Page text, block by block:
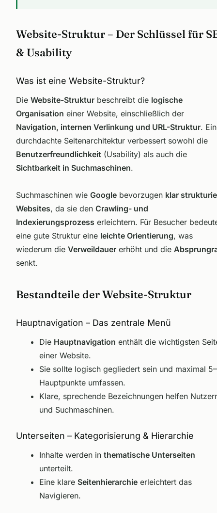
Website-Struktur – Der Schlüssel für
& Usability
Was ist eine Website-Struktur?
Die Website-Strukturbeschreibt die logische
Organisation einer Website, einschließlich der
Navigation, internen Verlinkung und URL-Struktur.
durchdachte Seitenarchitektur verbessert sowohl die
Benutzerfreundlichkeit (Usability) als auch die
Sichtbarkeit in Suchmaschinen.
Suchmaschinen wie Googlebevorzugen klar
Websites, da sie den Crawling- und
Indexierungsprozess erleichtern. Für Besucher
eine gute Struktur eine leichte Orientierung, was
wiederum die Verweildauererhöht und die
senkt.
Bestandteile der Website-Struktur
Hauptnavigation – Das zentrale Menü
Die Hauptnavigation enthält die wichtigsten
einer Website.
Sie sollte logisch gegliedert sein und maximal
Hauptpunkte umfassen.
Klare, sprechende Bezeichnungen helfen
und Suchmaschinen.
Unterseiten – Kategorisierung & Hierarchie
Inhalte werden in thematische Unterseiten
unterteilt.
Eine klare Seitenhierarchieerleichtert das
Navigieren.